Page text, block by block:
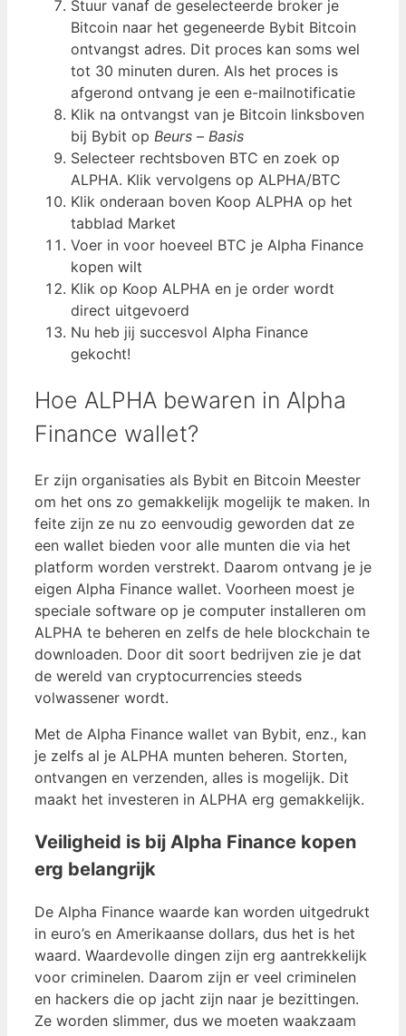
Stuur vanaf de geselecteerde broker je
Bitcoin naar het gegeneerde Bybit Bitcoin
ontvangst adres. Dit proces kan soms wel
tot 30 minuten duren. Als het proces is
afgerond ontvang je een e-mailnotificatie
Klik na ontvangst van je Bitcoin linksboven
bij Bybit op Beurs – Basis
Selecteer rechtsboven BTC en zoek op
ALPHA. Klik vervolgens op ALPHA/BTC
Klik onderaan boven Koop ALPHA op het
tabblad Market
Voer in voor hoeveel BTC je Alpha Finance
kopen wilt
Klik op Koop ALPHA en je order wordt
direct uitgevoerd
Nu heb jij succesvol Alpha Finance
gekocht!
Hoe ALPHA bewaren in Alpha
Finance wallet?
Er zijn organisaties als Bybit en Bitcoin Meester
om het ons zo gemakkelijk mogelijk te maken. In
feite zijn ze nu zo eenvoudig geworden dat ze
een wallet bieden voor alle munten die via het
platform worden verstrekt. Daarom ontvang je je
eigen Alpha Finance wallet. Voorheen moest je
speciale software op je computer installeren om
ALPHA te beheren en zelfs de hele blockchain te
downloaden. Door dit soort bedrijven zie je dat
de wereld van cryptocurrencies steeds
volwassener wordt.
Met de Alpha Finance wallet van Bybit, enz., kan
je zelfs al je ALPHA munten beheren. Storten,
ontvangen en verzenden, alles is mogelijk. Dit
maakt het investeren in ALPHA erg gemakkelijk.
Veiligheid is bij Alpha Finance kopen
erg belangrijk
De Alpha Finance waarde kan worden uitgedrukt
in euro’s en Amerikaanse dollars, dus het is het
waard. Waardevolle dingen zijn erg aantrekkelijk
voor criminelen. Daarom zijn er veel criminelen
en hackers die op jacht zijn naar je bezittingen.
Ze worden slimmer, dus we moeten waakzaam